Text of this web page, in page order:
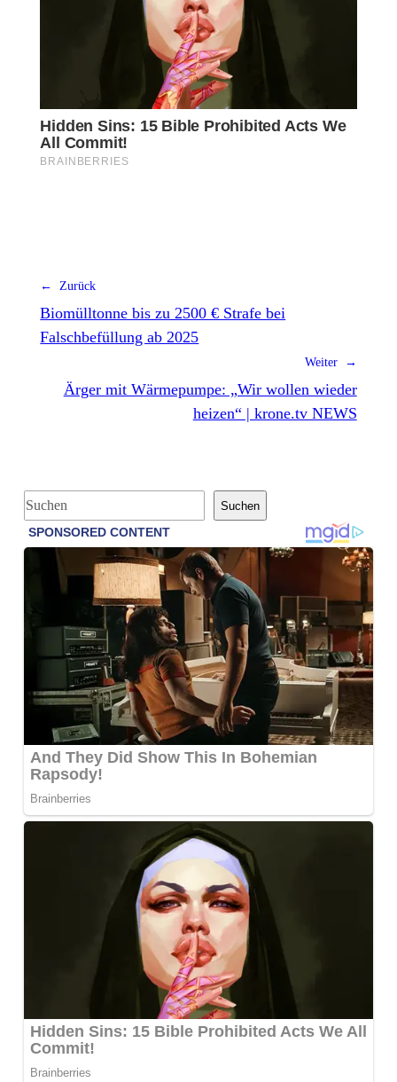
← Zurück
Biomülltonne bis zu 2500 € Strafe bei
Falschbefüllung ab 2025
Weiter →
Ärger mit Wärmepumpe: „Wir wollen wieder
heizen“ | krone.tv NEWS
S
u
Suchen